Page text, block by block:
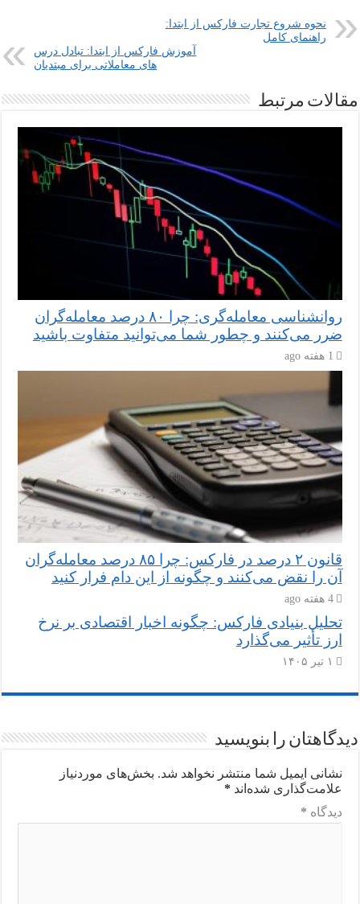
نحوه شروع تجارت فارکس از ابتدا:
راهنمای کامل
آموزش فارکس از ابتدا: تبادل درس
های معاملاتی برای مبتدیان
مقالات مرتبط
روانشناسی معامله‌گری: چرا ۸۰ درصد معامله‌گران
ضرر می‌کنند و چطور شما می‌توانید متفاوت باشید
1 هفته ago
قانون ۲ درصد در فارکس: چرا ۸۵ درصد معامله‌گران
آن را نقض می‌کنند و چگونه از این دام فرار کنید
4 هفته ago
تحلیل بنیادی فارکس: چگونه اخبار اقتصادی بر نرخ
ارز تأثیر می‌گذارد
۱ تیر ۱۴۰۵
دیدگاهتان را بنویسید
نشانی ایمیل شما منتشر نخواهد شد. بخش‌های موردنیاز
علامت‌گذاری شده‌اند *
دیدگاه *